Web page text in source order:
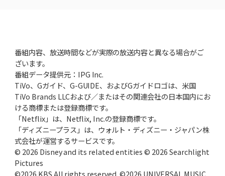
番組内容、放送時間などが実際の放送内容と異なる場合がご
ざいます。
番組データ提供元：IPG Inc.
TiVo、Gガイド、G-GUIDE、およびGガイドロゴは、米国
TiVo Brands LLCおよび／またはその関連会社の日本国内にお
ける商標または登録商標です。
「Netflix」は、Netflix, Inc.の登録商標です。
「ディズニープラス」は、ウォルト・ディズニー・ジャパン株
式会社が運営するサービスです。
© 2026 Disney and its related entities © 2026 Searchlight
Pictures
©2026 KBS All rights reserved. ©2026 UNIVERSAL MUSIC